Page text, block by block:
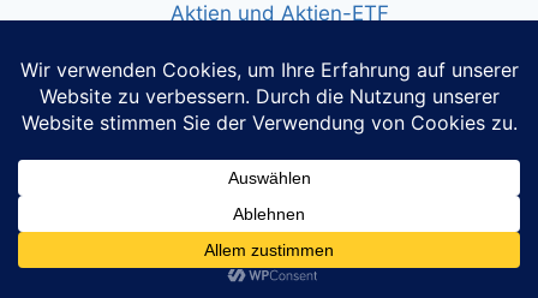
Aktien und Aktien-ETF
Warum Investitionen in Vermögenswerte
langfristig zu Wohlstand führen
Schnell reich werden oder weiterhin Vermögen
aufbauen?
Die Bedeutung der Technischen Analyse
GoHighLevel – Ein Franchise-Modell mit